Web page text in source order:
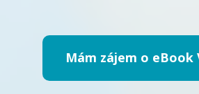
Mám zájem o eBook